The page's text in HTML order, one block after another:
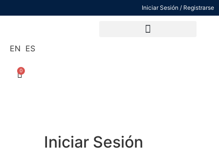
Iniciar Sesión / Registrarse
EN ES
0
Iniciar Sesión